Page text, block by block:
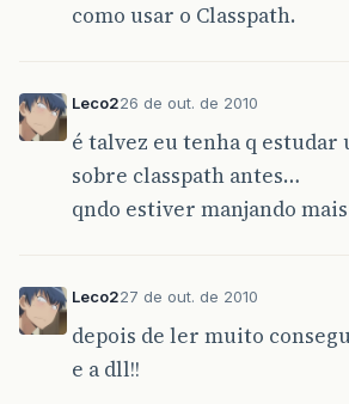
como usar o Classpath.
Leco226 de out. de 2010
é talvez eu tenha q estudar
sobre classpath antes…
qndo estiver manjando
Leco227 de out. de 2010
depois de ler muito
e a dll!!